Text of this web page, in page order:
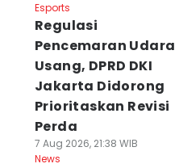
Esports
Regulasi
Pencemaran Udara
Usang, DPRD DKI
Jakarta Didorong
Prioritaskan Revisi
Perda
7 Aug 2026, 21:38 WIB
News